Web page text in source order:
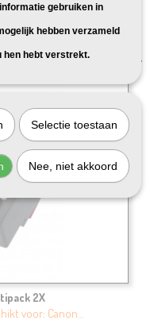
2X
voor: Canon…
gebruiken in
hebben verzameld
hen hebt verstrekt.
Selectie toestaan
Nee, niet akkoord